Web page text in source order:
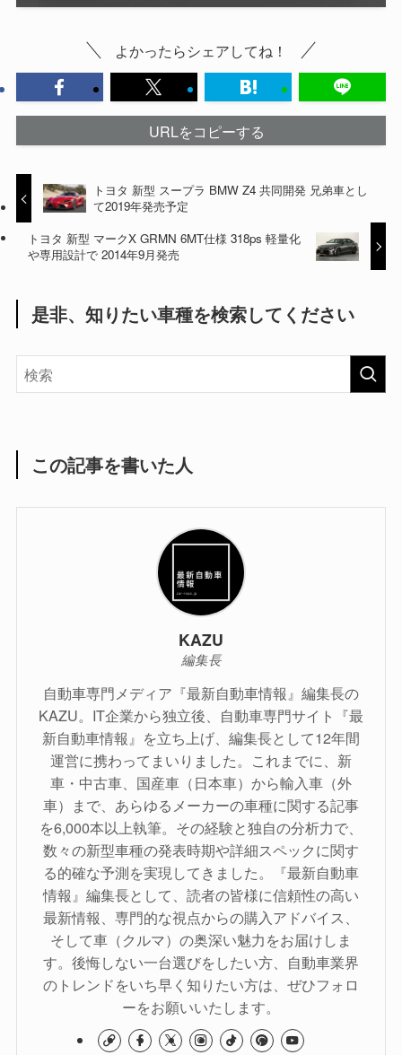
よかったらシェアしてね！
URLをコピーする
トヨタ 新型 スープラ BMW Z4 共同開発 兄弟車とし
て2019年発売予定
トヨタ 新型 マークX GRMN 6MT仕様 318ps 軽量化
や専用設計で 2014年9月発売
是非、知りたい車種を検索してください
この記事を書いた人
KAZU
編集長
自動車専門メディア『最新自動車情報』編集長の
KAZU。IT企業から独立後、自動車専門サイト『最
新自動車情報』を立ち上げ、編集長として12年間
運営に携わってまいりました。これまでに、新
車・中古車、国産車（日本車）から輸入車（外
車）まで、あらゆるメーカーの車種に関する記事
を6,000本以上執筆。その経験と独自の分析力で、
数々の新型車種の発表時期や詳細スペックに関す
る的確な予測を実現してきました。『最新自動車
情報』編集長として、読者の皆様に信頼性の高い
最新情報、専門的な視点からの購入アドバイス、
そして車（クルマ）の奥深い魅力をお届けしま
す。後悔しない一台選びをしたい方、自動車業界
のトレンドをいち早く知りたい方は、ぜひフォロ
ーをお願いいたします。